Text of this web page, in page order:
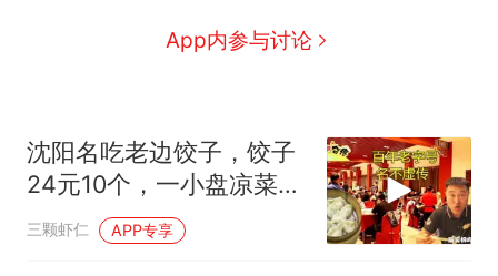
App内参与讨论
沈阳名吃老边饺子，饺子
24元10个，一小盘凉菜
38元，人真多啊
三颗虾仁 APP专享